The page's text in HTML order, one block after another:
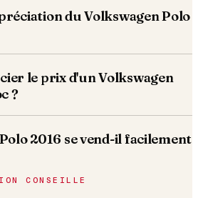
du Volkswagen Polo
le prix d'un Volkswagen
?
2016 se vend-il facilement
CONSEILLE